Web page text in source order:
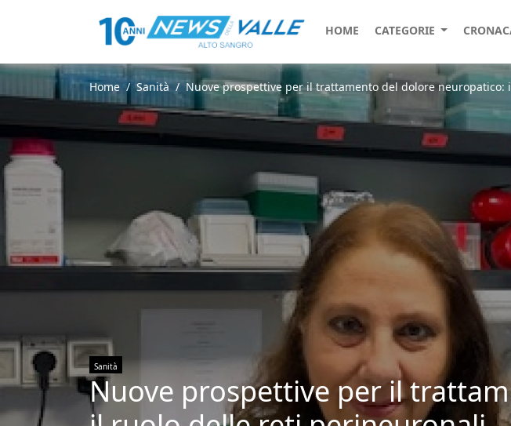
HOME CATEGORIE
Home Sanità Nuove prospettive per il trattamento del dolore neuropatico:
Sanità
Nuove prospettive per il